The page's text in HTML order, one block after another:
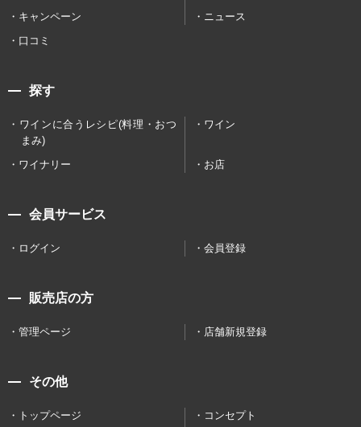
キャンペーン
ニュース
口コミ
探す
ワインに合うレシピ(料理・おつ
まみ)
ワイン
ワイナリー お店
会員サービス
ログイン 会員登録
販売店の方
管理ページ 店舗新規登録
その他
トップページ
コンセプト